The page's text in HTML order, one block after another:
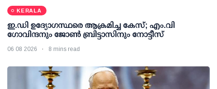
KERALA
ഇ.ഡി ഉദ്യോഗസ്ഥരെ ആക്രമിച്ച കേസ്; എം.വി
ഗോവിന്ദനും ജോണ്‍ ബ്രിട്ടാസിനും നോട്ടീസ്
06 08 2026 8 mins read